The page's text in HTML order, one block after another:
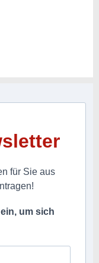
für Sie aus
um sich